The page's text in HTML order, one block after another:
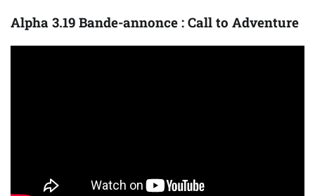
Alpha 3.19 Bande-annonce : Call to Adventure